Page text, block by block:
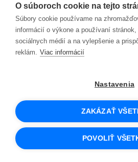
Potrebujete s
O súboroch cookie na tejto
Súbory cookie používame na
informácií o výkone a používaní
sociálnych médií a na vylepšenie a
reklám. Viac informácií
Nastavenia
ZAKÁZAŤ
POVOLIŤ